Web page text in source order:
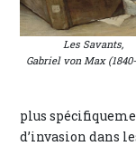
Les Savants,
Gabriel von Max (1840-
plus
d’invasion dans